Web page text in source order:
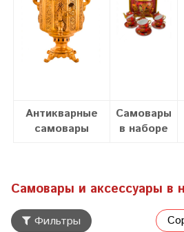
Антикварные
самовары
Самовары
в наборе
Самовары и аксессуары в
Фильтры